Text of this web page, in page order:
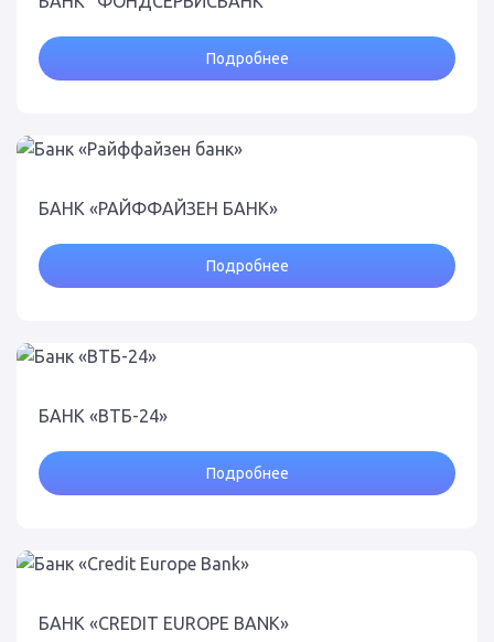
Подробнее
БАНК «РАЙФФАЙЗЕН БАНК»
Подробнее
БАНК «ВТБ-24»
Подробнее
БАНК «CREDIT EUROPE BANK»